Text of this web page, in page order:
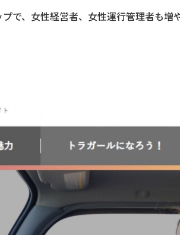
で、女性経営者、女性運行管理者も